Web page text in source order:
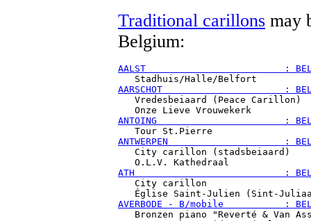
Traditional carillons may
Belgium:
AALST                         :
AARSCHOT                      :
Vredesbeiaard (Peace Carillon)
ANTOING                       :
ANTWERPEN                     :
City carillon (stadsbeiaard)
ATH                           :
City carillon
AVERBODE - B/mobile           :
Bronzen piano "Reverté & Van